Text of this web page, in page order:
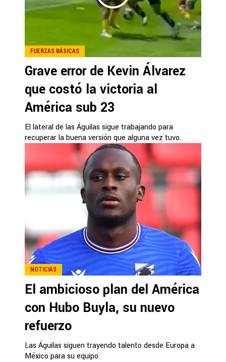
FUERZAS BÁSICAS
Grave error de Kevin Álvarez
que costó la victoria al
América sub 23
El lateral de las Águilas sigue trabajando para
recuperar la buena versión que alguna vez tuvo.
NOTICIAS
El ambicioso plan del América
con Hubo Buyla, su nuevo
refuerzo
Las Águilas siguen trayendo talento desde Europa a
México para su equipo.